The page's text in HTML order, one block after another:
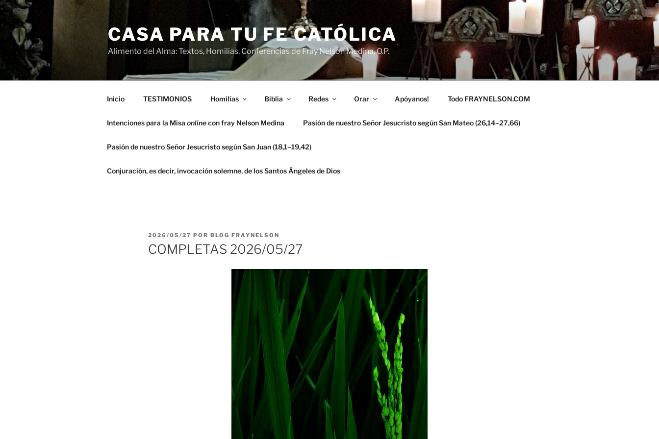
Saltar
contenido
CASA PARA TU FE CATÓLICA
Alimento del Alma: Textos, Homilias, Conferencias de Fray Nelson Medina, O.P.
Inicio TESTIMONIOS Homilías Biblia Redes Orar Apóyanos! Todo FRAYNELSON.COM
Intenciones para la Misa onlinecon fray Nelson Medina Pasión de nuestro Señor Jesucristo según San Mateo (26,14–27,66)
Pasión de nuestro Señor Jesucristo según San Juan (18,1–19,42)
Conjuración, es decir, invocación solemne, de los Santos Ángeles de Dios
PUBLICADO
EL
2026/05/27 POR BLOG FRAYNELSON
COMPLETAS 2026/05/27